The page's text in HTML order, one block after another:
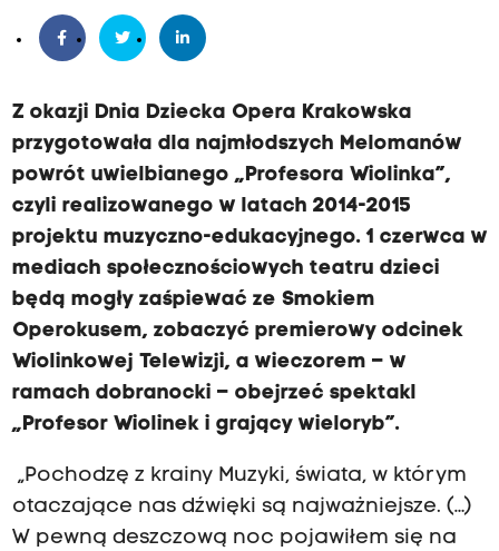
Z okazji Dnia Dziecka Opera Krakowska
przygotowała dla najmłodszych Melomanów
powrót uwielbianego „Profesora Wiolinka”,
czyli realizowanego w latach 2014-2015
projektu muzyczno-edukacyjnego. 1 czerwca w
mediach społecznościowych teatru dzieci
będą mogły zaśpiewać ze Smokiem
Operokusem, zobaczyć premierowy odcinek
Wiolinkowej Telewizji, a wieczorem – w
ramach dobranocki – obejrzeć spektakl
„Profesor Wiolinek i grający wieloryb”.
„Pochodzę z krainy Muzyki, świata, w którym
otaczające nas dźwięki są najważniejsze. (…)
W pewną deszczową noc pojawiłem się na